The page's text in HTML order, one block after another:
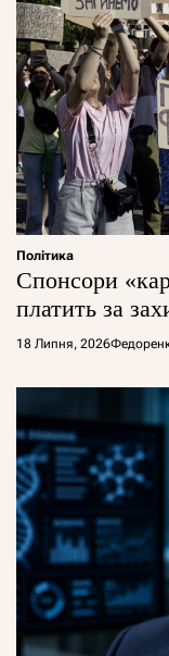
Політика
Спонсори
платить за
18 Липня, 2026